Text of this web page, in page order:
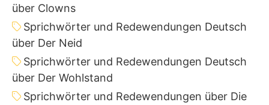
über Clowns
Sprichwörter und Redewendungen Deutsch
über Der Neid
Sprichwörter und Redewendungen Deutsch
über Der Wohlstand
Sprichwörter und Redewendungen über Die